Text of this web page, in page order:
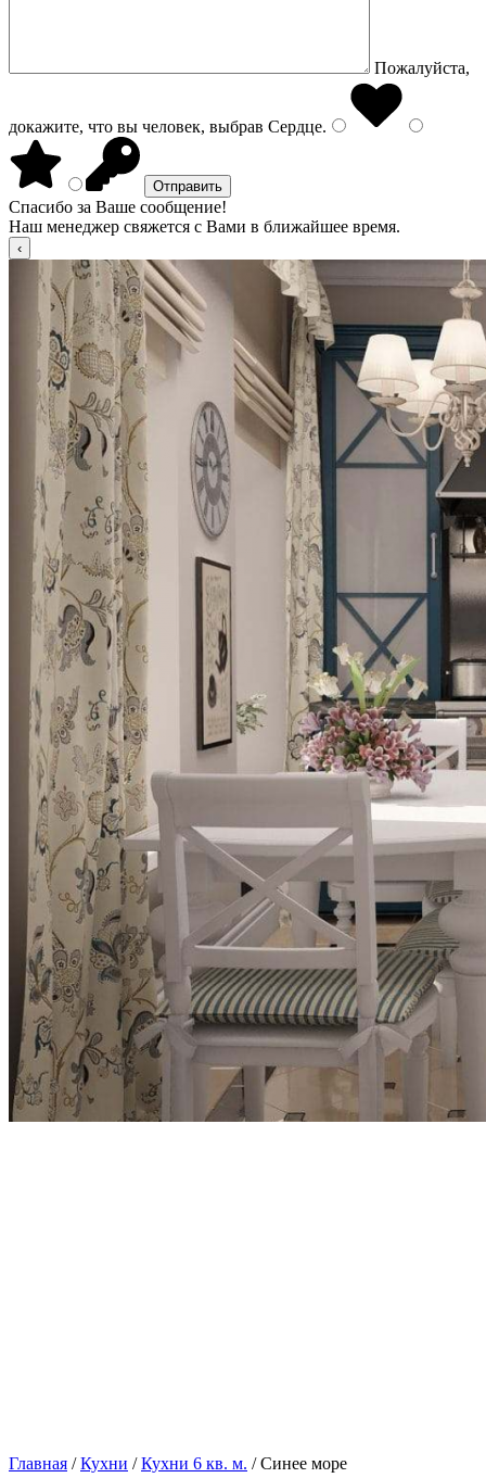
Пожалуйста,
докажите, что вы человек, выбрав Сердце.
Спасибо за Ваше сообщение!
Наш менеджер свяжется с Вами в ближайшее время.
Главная /Кухни /Кухни 6 кв. м. / Синее море